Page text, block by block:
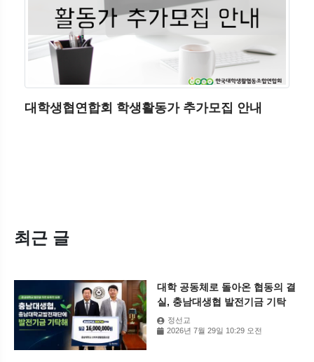
대학생협연합회 학생활동가 추가모집 안내
최근 글
대학 공동체로 돌아온 협동의 결
실, 충남대생협 발전기금 기탁
정선교
2026년 7월 29일 10:29 오전